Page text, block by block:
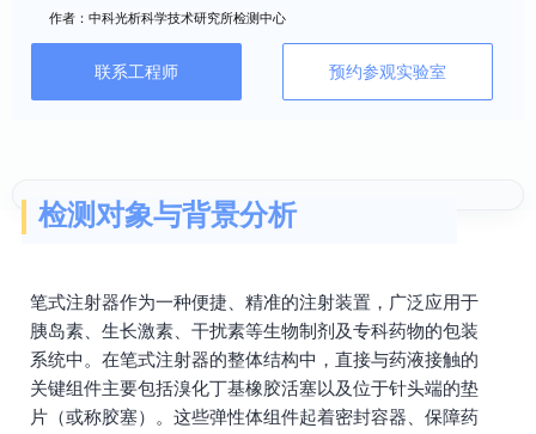
作者：中科光析科学技术研究所检测中心
联系工程师 预约参观实验室
检测对象与背景分析
笔式注射器作为一种便捷、精准的注射装置，广泛应用于
胰岛素、生长激素、干扰素等生物制剂及专科药物的包装
系统中。在笔式注射器的整体结构中，直接与药液接触的
关键组件主要包括溴化丁基橡胶活塞以及位于针头端的垫
片（或称胶塞）。这些弹性体组件起着密封容器、保障药